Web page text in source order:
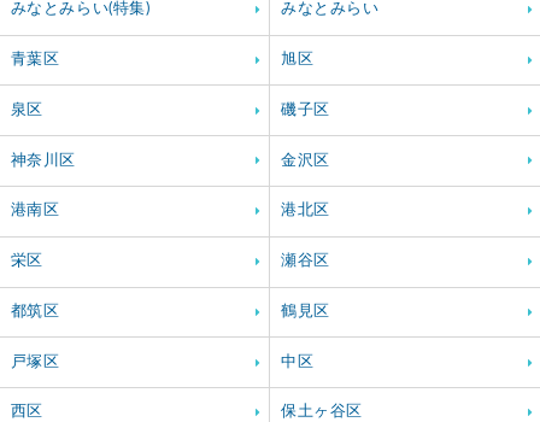
みなとみらい(特集) みなとみらい
青葉区 旭区
泉区 磯子区
神奈川区 金沢区
港南区 港北区
栄区 瀬谷区
都筑区 鶴見区
戸塚区 中区
西区 保土ヶ谷区